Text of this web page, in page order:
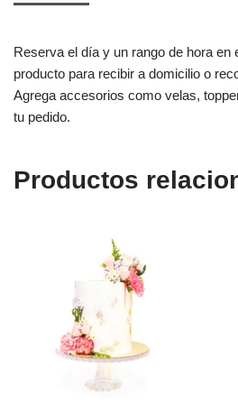
Reserva el día y un rango de hora en
producto para recibir a domicilio o
Agrega accesorios como velas,
tu pedido.
Productos